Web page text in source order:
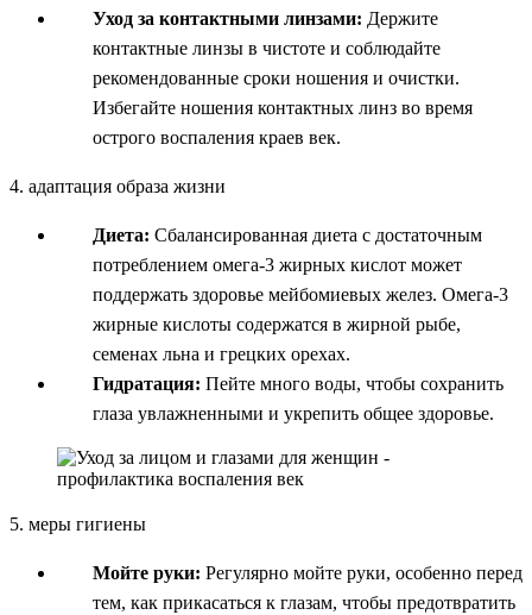
Уход за контактными линзами: Держите
контактные линзы в чистоте и соблюдайте
рекомендованные сроки ношения и очистки.
Избегайте ношения контактных линз во время
острого воспаления краев век.
4. адаптация образа жизни
Диета: Сбалансированная диета с достаточным
потреблением омега-3 жирных кислот может
поддержать здоровье мейбомиевых желез. Омега-3
жирные кислоты содержатся в жирной рыбе,
семенах льна и грецких орехах.
Гидратация: Пейте много воды, чтобы сохранить
глаза увлажненными и укрепить общее здоровье.
5. меры гигиены
Мойте руки: Регулярно мойте руки, особенно перед
тем, как прикасаться к глазам, чтобы предотвратить